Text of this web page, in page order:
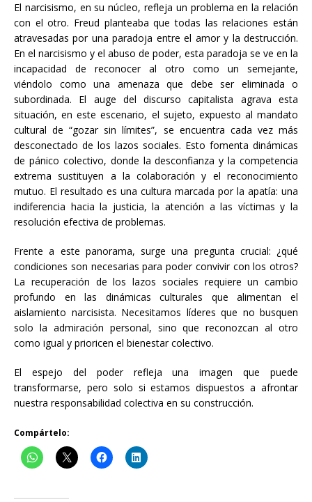
El narcisismo, en su núcleo, refleja un problema en la relación
con el otro. Freud planteaba que todas las relaciones están
atravesadas por una paradoja entre el amor y la destrucción.
En el narcisismo y el abuso de poder, esta paradoja se ve en la
incapacidad de reconocer al otro como un semejante,
viéndolo como una amenaza que debe ser eliminada o
subordinada. El auge del discurso capitalista agrava esta
situación, en este escenario, el sujeto, expuesto al mandato
cultural de “gozar sin límites”, se encuentra cada vez más
desconectado de los lazos sociales. Esto fomenta dinámicas
de pánico colectivo, donde la desconfianza y la competencia
extrema sustituyen a la colaboración y el reconocimiento
mutuo. El resultado es una cultura marcada por la apatía: una
indiferencia hacia la justicia, la atención a las víctimas y la
resolución efectiva de problemas.
Frente a este panorama, surge una pregunta crucial: ¿qué
condiciones son necesarias para poder convivir con los otros?
La recuperación de los lazos sociales requiere un cambio
profundo en las dinámicas culturales que alimentan el
aislamiento narcisista. Necesitamos líderes que no busquen
solo la admiración personal, sino que reconozcan al otro
como igual y prioricen el bienestar colectivo.
El espejo del poder refleja una imagen que puede
transformarse, pero solo si estamos dispuestos a afrontar
nuestra responsabilidad colectiva en su construcción.
Compártelo: